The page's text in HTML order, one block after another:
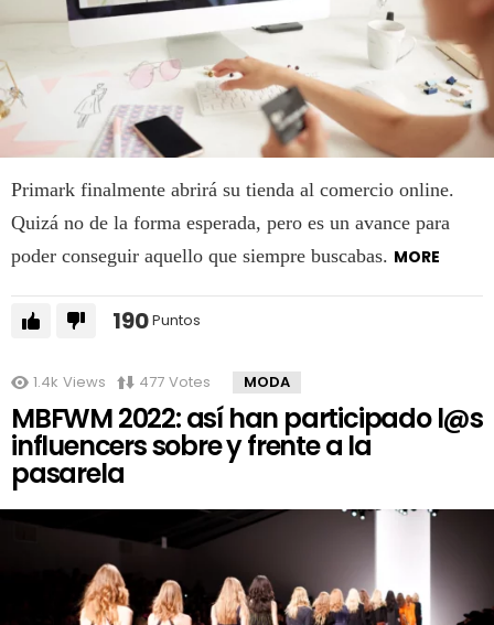
Primark finalmente abrirá su tienda al comercio online.
Quizá no de la forma esperada, pero es un avance para
poder conseguir aquello que siempre buscabas. MORE
190Puntos
1.4k Views 477 Votes MODA
MBFWM 2022: así han participado l@s
influencers sobre y frente a la
pasarela